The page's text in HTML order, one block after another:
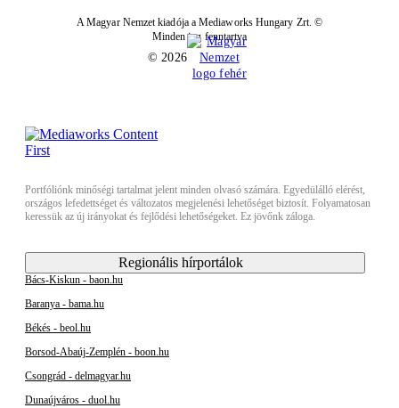
A Magyar Nemzet kiadója a Mediaworks Hungary Zrt. ©
Minden jog fenntartva
© 2026
Portfóliónk minőségi tartalmat jelent minden olvasó számára. Egyedülálló elérést,
országos lefedettséget és változatos megjelenési lehetőséget biztosít. Folyamatosan
keressük az új irányokat és fejlődési lehetőségeket. Ez jövőnk záloga.
Regionális hírportálok
Bács-Kiskun - baon.hu
Baranya - bama.hu
Békés - beol.hu
Borsod-Abaúj-Zemplén - boon.hu
Csongrád - delmagyar.hu
Dunaújváros - duol.hu